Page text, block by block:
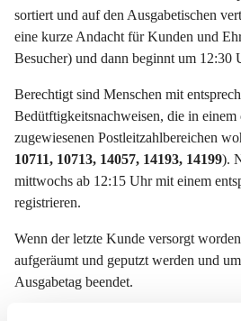
sortiert und auf den Ausgabetischen
eine kurze Andacht für Kunden und
Besucher) und dann beginnt um 12:30
Berechtigt sind Menschen mit
Bedütftigkeitsnachweisen, die in einem
zugewiesenen Postleitzahlbereichen
10711, 10713, 14057, 14193, 14199).
mittwochs ab 12:15 Uhr mit einem
registrieren.
Wenn der letzte Kunde versorgt
aufgeräumt und geputzt werden und
Ausgabetag beendet.